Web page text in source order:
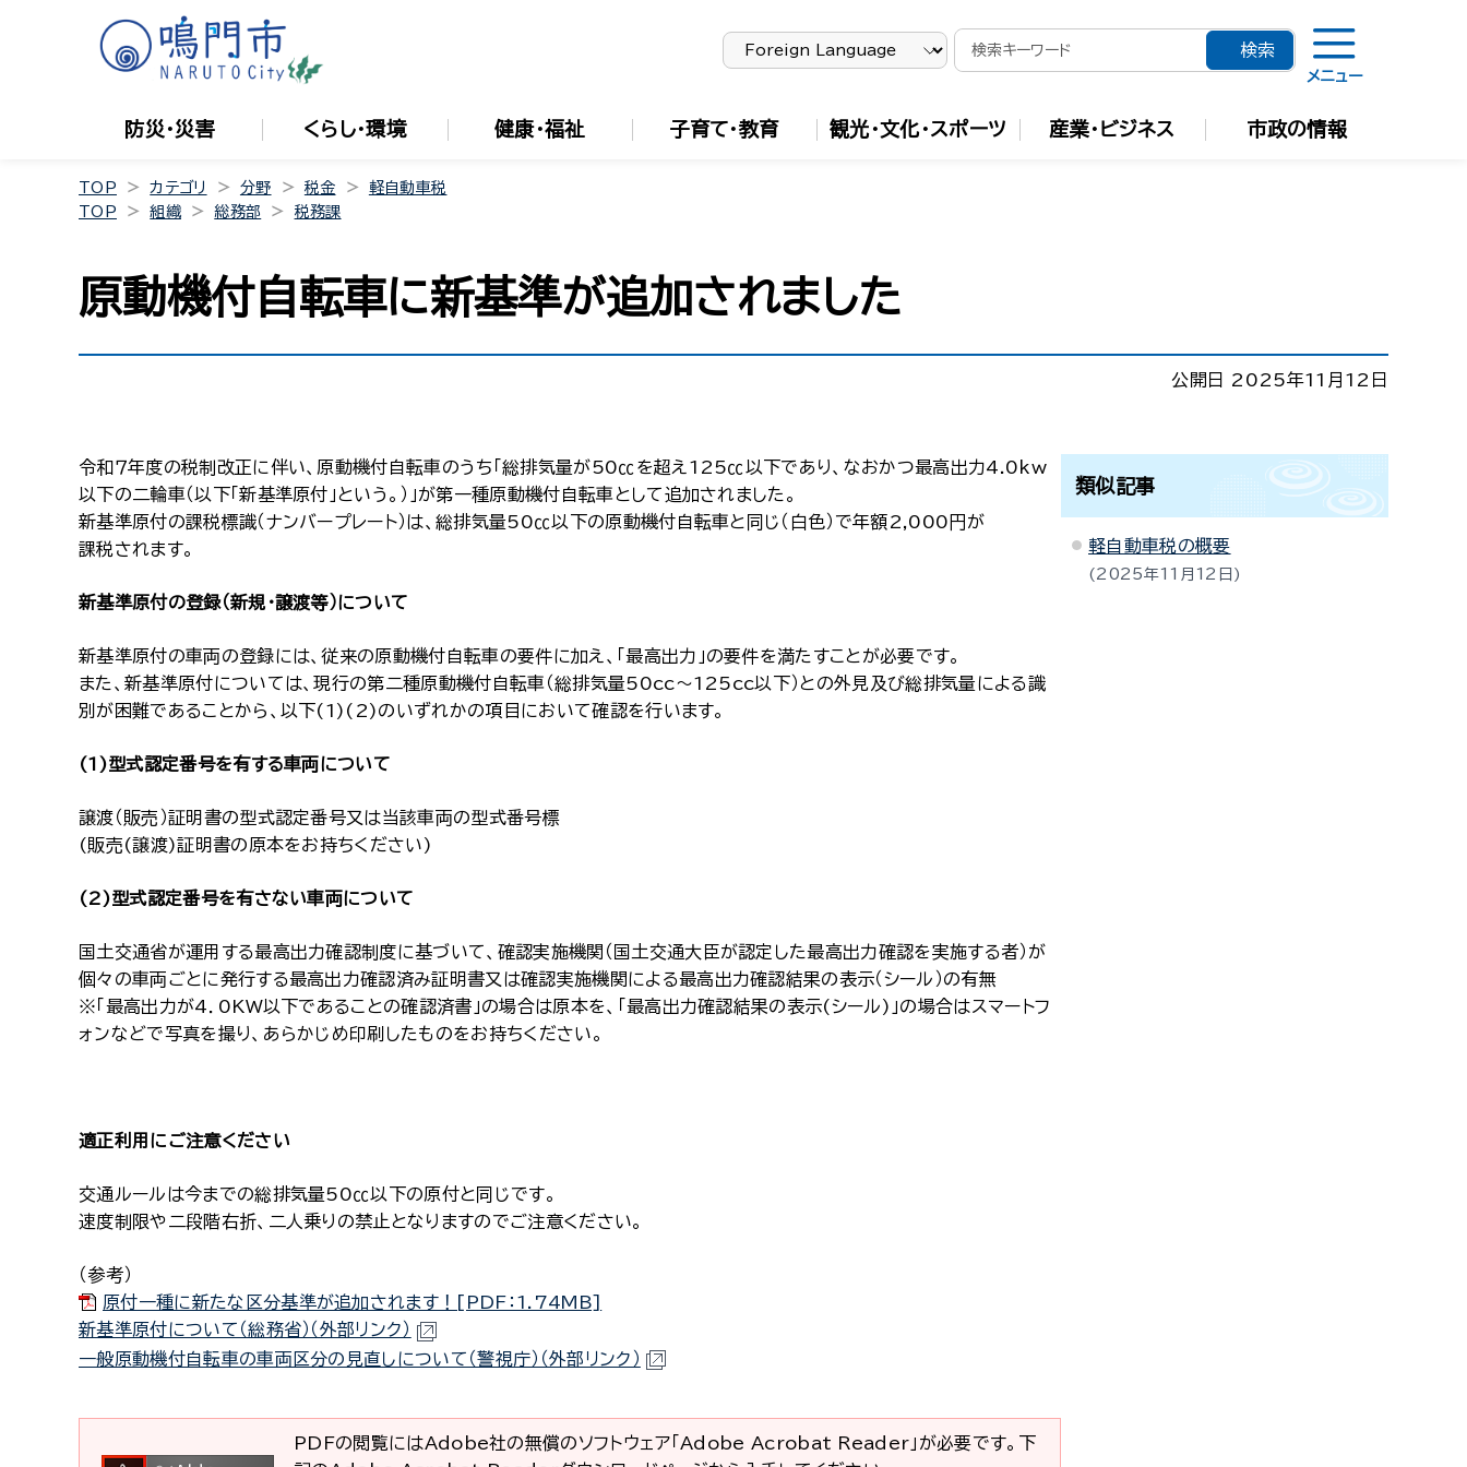
メニュー
防災・災害 くらし・環境 健康・福祉 子育て・教育 観光・文化・スポーツ 産業・ビジネス 市政の情報
TOP カテゴリ 分野 税金
軽自動車税
TOP
組織 総務部 税務課
原動機付自転車に新基準が追加されました
公開日 2025年11月12日
令和７年度の税制改正に伴い、原動機付自転車のうち「総排気量が50㏄を超え125㏄以下であり、なおかつ最高出力4.0kw
以下の二輪車（以下「新基準原付」という。）」が第一種原動機付自転車として追加されました。
新基準原付の課税標識（ナンバープレート）は、総排気量50㏄以下の原動機付自転車と同じ（白色）で年額2,000円が
課税されます。
新基準原付の登録（新規・譲渡等）について
新基準原付の車両の登録には、従来の原動機付自転車の要件に加え、「最高出力」の要件を満たすことが必要です。
また、新基準原付については、現行の第二種原動機付自転車（総排気量50cc～125cc以下）との外見及び総排気量による識
別が困難であることから、以下(1)(2)のいずれかの項目において確認を行います。
(1)型式認定番号を有する車両について
譲渡（販売）証明書の型式認定番号又は当該車両の型式番号標
(販売(譲渡)証明書の原本をお持ちください)
(2)型式認定番号を有さない車両について
国土交通省が運用する最高出力確認制度に基づいて、確認実施機関（国土交通大臣が認定した最高出力確認を実施する者）が
個々の車両ごとに発行する最高出力確認済み証明書又は確認実施機関による最高出力確認結果の表示（シール）の有無
※「最高出力が4．0KW以下であることの確認済書」の場合は原本を、「最高出力確認結果の表示(シール)」の場合はスマートフ
ォンなどで写真を撮り、あらかじめ印刷したものをお持ちください。
適正利用にご注意ください
交通ルールは今までの総排気量50㏄以下の原付と同じです。
速度制限や二段階右折、二人乗りの禁止となりますのでご注意ください。
（参考）
原付一種に新たな区分基準が追加されます！[PDF：1.74MB]
新基準原付について（総務省）（外部リンク）
一般原動機付自転車の車両区分の見直しについて（警視庁）（外部リンク）
PDFの閲覧にはAdobe社の無償のソフトウェア「Adobe Acrobat Reader」が必要です。下
類似記事
軽自動車税の概要
2025年11月12日